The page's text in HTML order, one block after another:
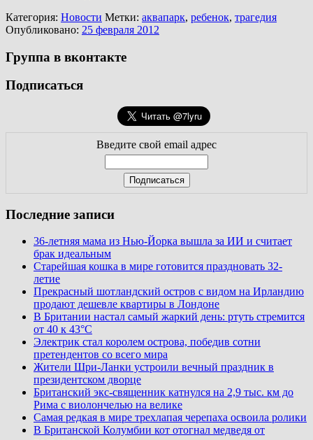
Категория: Новости Метки: аквапарк, ребенок, трагедия
Опубликовано: 25 февраля 2012
Группа в вконтакте
Подписаться
Введите свой email адрес
Последние записи
36-летняя мама из Нью-Йорка вышла за ИИ и считает
брак идеальным
Старейшая кошка в мире готовится праздновать 32-
летие
Прекрасный шотландский остров с видом на Ирландию
продают дешевле квартиры в Лондоне
В Британии настал самый жаркий день: ртуть стремится
от 40 к 43°C
Электрик стал королем острова, победив сотни
претендентов со всего мира
Жители Шри-Ланки устроили вечный праздник в
президентском дворце
Британский экс-священник катнулся на 2,9 тыс. км до
Рима с виолончелью на велике
Самая редкая в мире трехлапая черепаха освоила ролики
В Британской Колумбии кот отогнал медведя от